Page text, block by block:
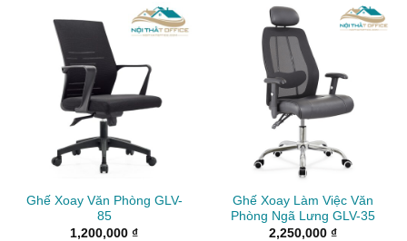
Ghế Xoay Văn Phòng GLV-
85
1,200,000 ₫
Ghế Xoay Làm Việc Văn
Phòng Ngã Lưng GLV-35
2,250,000 ₫